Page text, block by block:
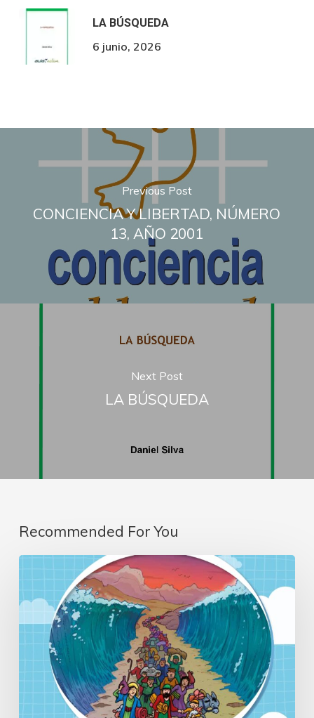
LA BÚSQUEDA
6 junio, 2026
Previous Post
CONCIENCIA Y LIBERTAD, NÚMERO
13, AÑO 2001
Next Post
LA BÚSQUEDA
Recommended For You